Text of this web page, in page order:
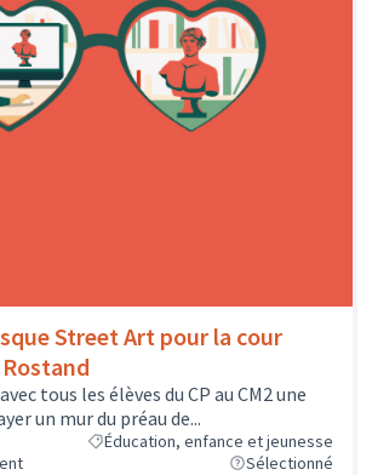
Street Art pour la cour
tous les élèves du CP au CM2 une
un mur du préau de...
Éducation, enfance et jeunesse
Sélectionné